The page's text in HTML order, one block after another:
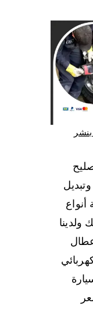
كبيرة الكويت 98080146‬ بنشر
أنواع
ولدينا